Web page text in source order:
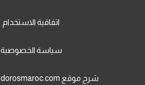
اتفاقية الاستخدام
سياسة الخصوصية
شرح موقع www.jami3dorosmaroc.com